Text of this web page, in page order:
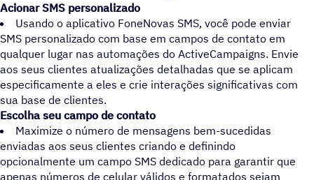
Acionar SMS personalizado
Usando o aplicativo FoneNovas SMS, você pode enviar
SMS personalizado com base em campos de contato em
qualquer lugar nas automações do ActiveCampaigns. Envie
aos seus clientes atualizações detalhadas que se aplicam
especificamente a eles e crie interações significativas com
sua base de clientes.
Escolha seu campo de contato
Maximize o número de mensagens bem-sucedidas
enviadas aos seus clientes criando e definindo
opcionalmente um campo SMS dedicado para garantir que
apenas números de celular válidos e formatados sejam